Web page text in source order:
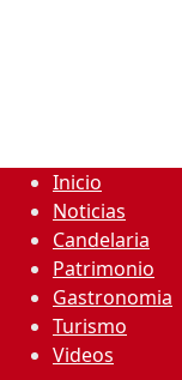
Inicio
Noticias
Candelaria
Patrimonio
Gastronomia
Turismo
Videos